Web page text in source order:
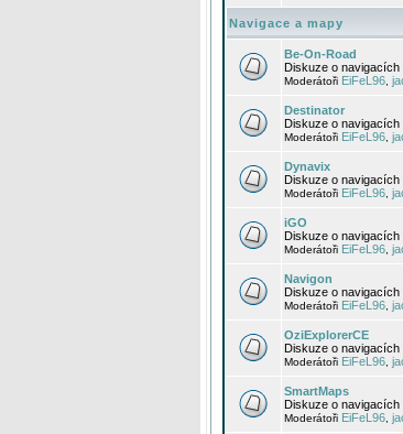
Navigace a mapy
Be-On-Road
Diskuze o navigacích
Moderátoři EiFeL96
Destinator
Diskuze o navigacích
Moderátoři EiFeL96
Dynavix
Diskuze o navigacích
Moderátoři EiFeL96
iGO
Diskuze o navigacích
Moderátoři EiFeL96
Navigon
Diskuze o navigacích
Moderátoři EiFeL96
OziExplorerCE
Diskuze o navigacích
Moderátoři EiFeL96
SmartMaps
Diskuze o navigacích
Moderátoři EiFeL96